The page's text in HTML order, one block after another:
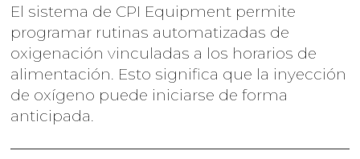
El sistema de CPI Equipment permite
programar rutinas automatizadas de
oxigenación vinculadas a los horarios de
alimentación. Esto significa que la inyección
de oxígeno puede iniciarse de forma
anticipada.